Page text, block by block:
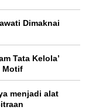
Dimaknai
Tata Kelola’
Motif
menjadi alat